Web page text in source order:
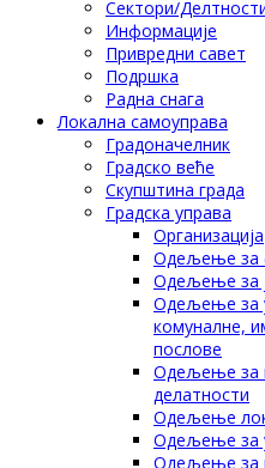
Сектори/
Информације
Привредни савет
Подршка
Радна снага
Локална самоуправа
Градоначелник
Градско веће
Скупштина града
Градска управа
Организација
Одељење за
Одељење за
Одељење за
комуналне,
послове
Одељење за
делатности
Одељење
Одељење за
Одељење за